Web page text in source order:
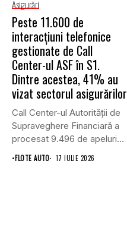
Asigurări
Peste 11.600 de
interacțiuni telefonice
gestionate de Call
Center-ul ASF în S1.
Dintre acestea, 41% au
vizat sectorul asigurărilor
Call Center-ul Autorității de
Supraveghere Financiară a
procesat 9.496 de apeluri
primite...
•FLOTE AUTO 17 IULIE 2026